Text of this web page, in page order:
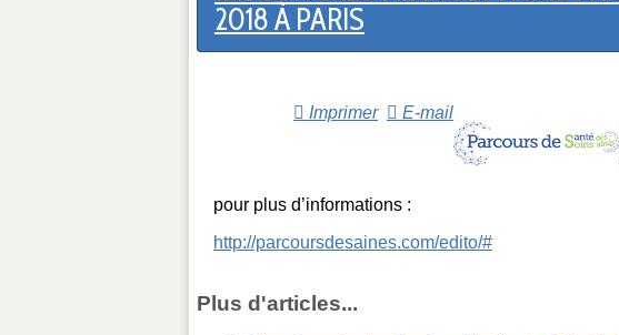
2018 À PARIS
Imprimer
E-mail
pour plus d’informations :
http://parcoursdesaines.com/edito/#
Plus d'articles...